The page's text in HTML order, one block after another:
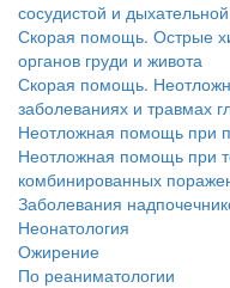
сосудистой и
Скорая помощь. Острые
органов груди и живота
Скорая помощь.
заболеваниях и травмах
Неотложная помощь при
Неотложная помощь при
комбинированных
Заболевания
Неонатология
Ожирение
По реаниматологии